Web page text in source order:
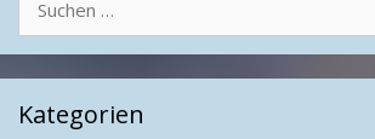
nach:
Kategorien